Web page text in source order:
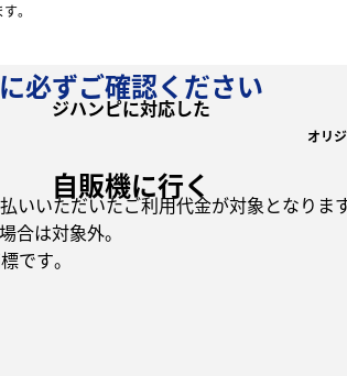
ジハンピに対応した
自販機に行く
オリ
。
必ずご確認ください
いいただいたご利用代金が対象となります
は対象外。
です。